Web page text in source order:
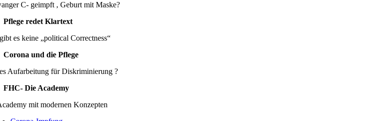
C- geimpft , Geburt mit Maske?
Pflege redet Klartext
es keine „political Correctness“
Corona und die Pflege
Aufarbeitung für Diskriminierung ?
FHC- Die Academy
mit modernen Konzepten